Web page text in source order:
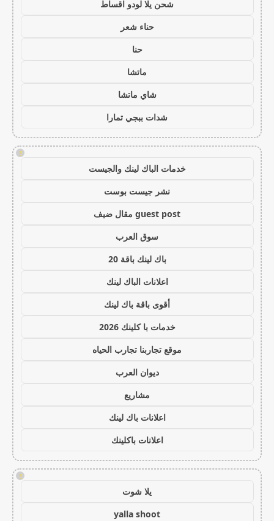
شحن يلا لودو اقساط
حناء شعر
حنا
ماتشا
شاي ماتشا
شدات ببجي تمارا
!
خدمات الباك لينك والجيست
نشر جيست بوست
guest post مقال ضيف
سوق العرب
باك لينك باقة 20
اعلانات الباك لينك
أقوى باقة باك لينك
خدمات با كلينك 2026
موقع تجاربنا تجارب الحياه
ديوان العرب
مشاريع
اعلانات باك لينك
اعلانات باكلينك
!
يلا شوت
yalla shoot